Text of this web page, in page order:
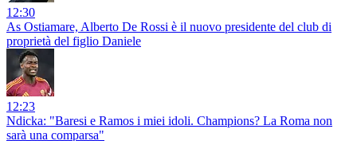
12:30
As Ostiamare, Alberto De Rossi è il nuovo presidente del club di
proprietà del figlio Daniele
12:23
Ndicka: "Baresi e Ramos i miei idoli. Champions? La Roma non
sarà una comparsa"